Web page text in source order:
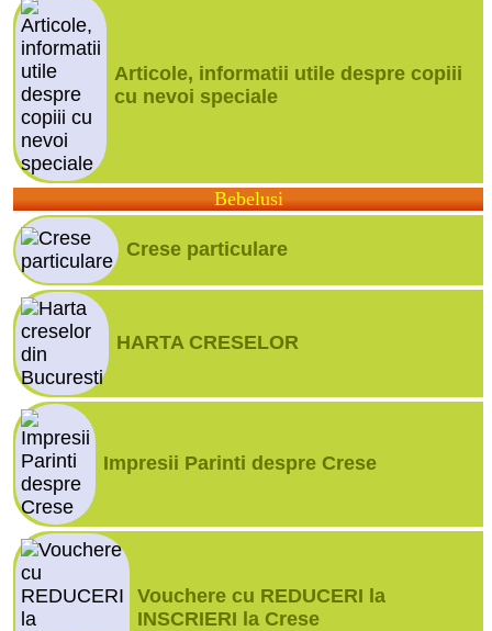
Articole, informatii utile despre copiii
cu nevoi speciale
Bebelusi
Crese particulare
HARTA CRESELOR
Impresii Parinti despre Crese
Vouchere cu REDUCERI la
INSCRIERI la Crese